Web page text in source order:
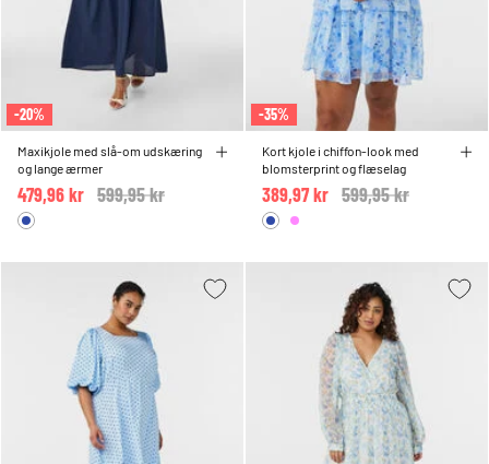
-20%
Maxikjole med slå-om udskæring
og lange ærmer
Price reduced from
599,95 kr
479,96 kr
-35%
Kort kjole i chiffon-look med
blomsterprint og flæselag
Price reduced from
599,95 kr
389,97 kr